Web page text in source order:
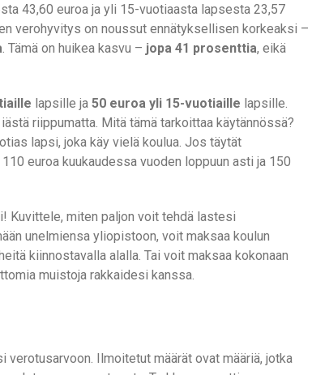
43,60 euroa ja yli 15-vuotiaasta lapsesta 23,57
verohyvitys on noussut ennätyksellisen korkeaksi –
. Tämä on huikea kasvu – jopa 41 prosenttia, eikä
lapsille ja 50 euroa yli 15-vuotiaille lapsille.
riippumatta. Mitä tämä tarkoittaa käytännössä?
lapsi, joka käy vielä koulua. Jos täytät
euroa kuukaudessa vuoden loppuun asti ja 150
Kuvittele, miten paljon voit tehdä lastesi
unelmiensa yliopistoon, voit maksaa koulun
kiinnostavalla alalla. Tai voit maksaa kokonaan
muistoja rakkaidesi kanssa.
Ilmoitetut määrät ovat määriä, jotka